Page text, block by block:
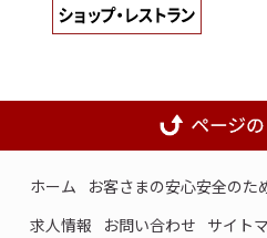
ホーム お客さまの安心安全のた
求人情報
お問い合わせ サイト